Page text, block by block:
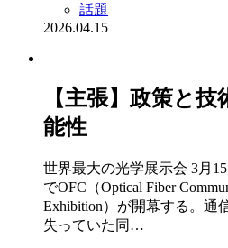
話題
2026.04.15
【主張】政策と
能性
世界最大の光学展示会 3月
でOFC（Optical Fiber
Exhibition）が開幕する。通
失っていた同…